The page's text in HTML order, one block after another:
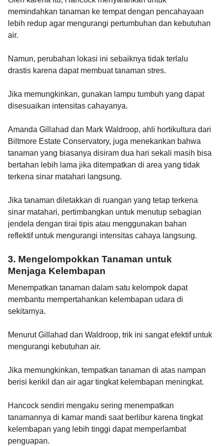
memindahkan tanaman ke tempat dengan pencahayaan
lebih redup agar mengurangi pertumbuhan dan kebutuhan
air.
Namun, perubahan lokasi ini sebaiknya tidak terlalu
drastis karena dapat membuat tanaman stres.
Jika memungkinkan, gunakan lampu tumbuh yang dapat
disesuaikan intensitas cahayanya.
Amanda Gillahad dan Mark Waldroop, ahli hortikultura dari
Biltmore Estate Conservatory, juga menekankan bahwa
tanaman yang biasanya disiram dua hari sekali masih bisa
bertahan lebih lama jika ditempatkan di area yang tidak
terkena sinar matahari langsung.
Jika tanaman diletakkan di ruangan yang tetap terkena
sinar matahari, pertimbangkan untuk menutup sebagian
jendela dengan tirai tipis atau menggunakan bahan
reflektif untuk mengurangi intensitas cahaya langsung.
3. Mengelompokkan Tanaman untuk
Menjaga Kelembapan
Menempatkan tanaman dalam satu kelompok dapat
membantu mempertahankan kelembapan udara di
sekitarnya.
Menurut Gillahad dan Waldroop, trik ini sangat efektif untuk
mengurangi kebutuhan air.
Jika memungkinkan, tempatkan tanaman di atas nampan
berisi kerikil dan air agar tingkat kelembapan meningkat.
Hancock sendiri mengaku sering menempatkan
tanamannya di kamar mandi saat berlibur karena tingkat
kelembapan yang lebih tinggi dapat memperlambat
penguapan.